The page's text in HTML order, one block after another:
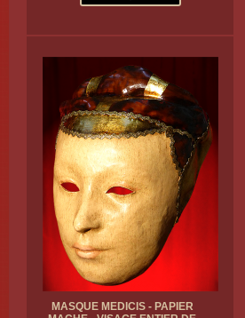
MASQUE MEDICIS - PAPIER